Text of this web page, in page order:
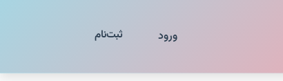
ورود ثبت‌نام